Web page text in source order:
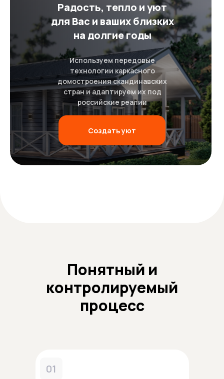
Радость, тепло и уют
для Вас и ваших близких
на долгие годы
Используем передовые
технологии каркасного
домостроения скандинавских
стран и адаптируем их под
российские реалии
Создать уют
Понятный и
контролируемый
процесс
01